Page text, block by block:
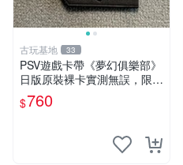
古玩基地 33
PSV遊戲卡帶《夢幻俱樂部》
日版原裝裸卡實測無誤，限S
ONY PSV機支援 psv psv游戲
psv夢幻俱樂部
$760